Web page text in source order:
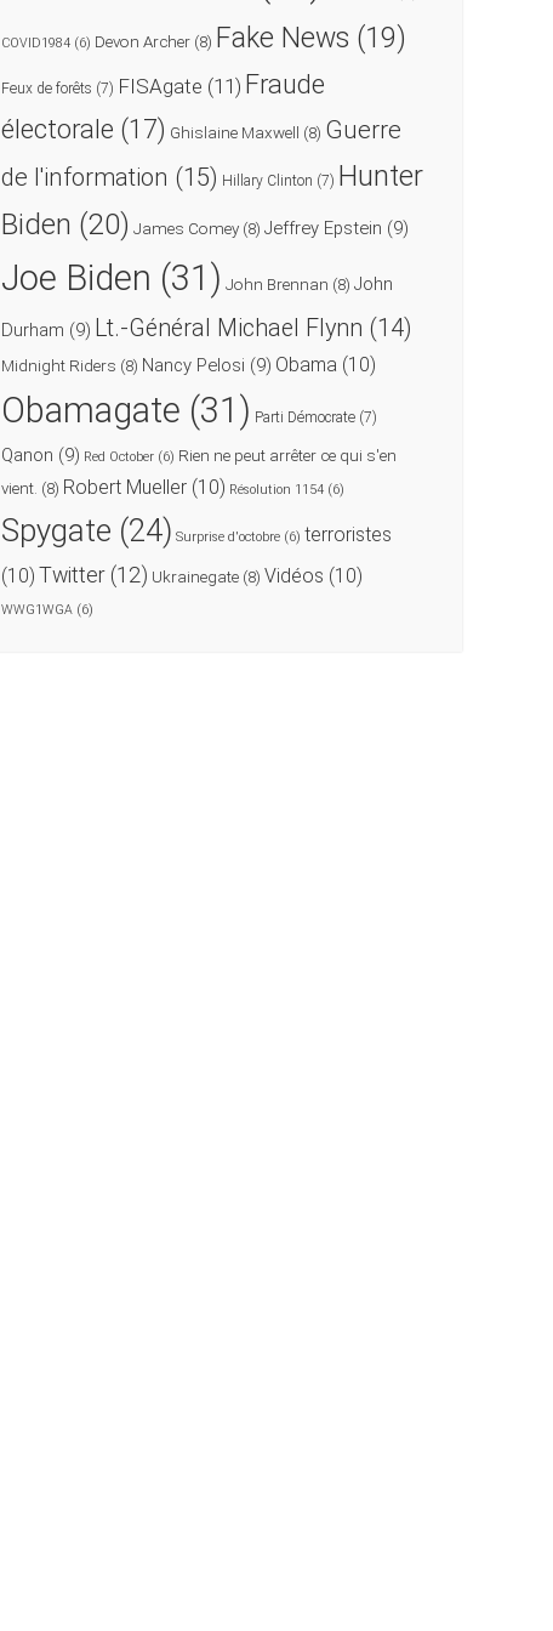
COVID1984 (6) Devon Archer (8) Fake News (19)
Feux de forêts (7) FISAgate (11) Fraude
électorale (17) Ghislaine Maxwell (8) Guerre
de l'information (15) Hillary Clinton (7) Hunter
Biden (20) James Comey (8) Jeffrey Epstein (9)
Joe Biden (31) John Brennan (8) John
Durham (9) Lt.-Général Michael Flynn (14)
Midnight Riders (8) Nancy Pelosi (9) Obama (10)
Obamagate (31) Parti Démocrate (7)
Qanon (9) Red October (6) Rien ne peut arrêter ce qui s'en
vient. (8) Robert Mueller (10) Résolution 1154 (6)
Spygate (24) Surprise d'octobre (6) terroristes
(10) Twitter (12) Ukrainegate (8) Vidéos (10)
WWG1WGA (6)